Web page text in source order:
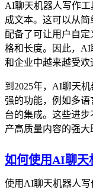
AI聊天机器人写作
成文本。这可以从
配备了可让用户自
格和长度。因此，
和企业中越来越受欢
到2025年，AI聊天
强的功能，例如多
台的集成。这些进
产高质量内容的强大
如何使用AI聊天
使用AI聊天机器人